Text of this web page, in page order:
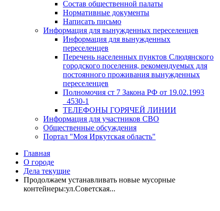
Состав общественной палаты
Нормативные документы
Написать письмо
Информация для вынужденных переселенцев
Информация для вынужденных
переселенцев
Перечень населенных пунктов Слюдянского
городского поселения, рекомендуемых для
постоянного проживания вынужденных
переселенцев
Полномочия ст 7 Закона РФ от 19.02.1993
_4530-1
ТЕЛЕФОНЫ ГОРЯЧЕЙ ЛИНИИ
Информация для участников СВО
Общественные обсуждения
Портал "Моя Иркутская область"
Главная
О городе
Дела текущие
Продолжаем устанавливать новые мусорные
контейнеры:ул.Советская...